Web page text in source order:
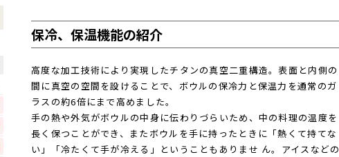
保冷、保温機能の紹介
高度な加工技術により実現したチタンの真空二重構造。表面と内側の
間に真空の空間を設けることで、ボウルの保冷力と保温力を通常のガ
ラスの約6倍にまで高めました。
手の熱や外気がボウルの中身に伝わりづらいため、中の料理の温度を
長く保つことができ、またボウルを手に持ったときに「熱くて持てな
い」「冷たくて手が冷える」ということもありませ ん。アイスなどの